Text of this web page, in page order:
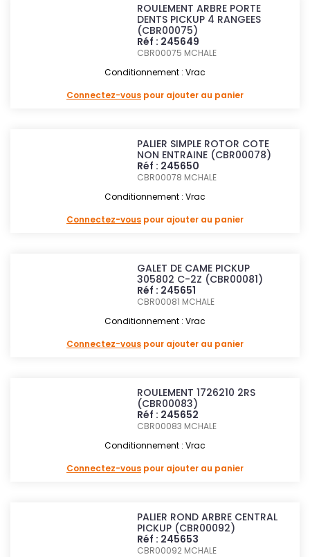
ROULEMENT ARBRE PORTE
DENTS PICKUP 4 RANGEES
(CBR00075)
Réf : 245649
CBR00075 MCHALE
Conditionnement : Vrac
Connectez-vous pour ajouter au panier
PALIER SIMPLE ROTOR COTE
NON ENTRAINE (CBR00078)
Réf : 245650
CBR00078 MCHALE
Conditionnement : Vrac
Connectez-vous pour ajouter au panier
GALET DE CAME PICKUP
305802 C-2Z (CBR00081)
Réf : 245651
CBR00081 MCHALE
Conditionnement : Vrac
Connectez-vous pour ajouter au panier
ROULEMENT 1726210 2RS
(CBR00083)
Réf : 245652
CBR00083 MCHALE
Conditionnement : Vrac
Connectez-vous pour ajouter au panier
PALIER ROND ARBRE CENTRAL
PICKUP (CBR00092)
Réf : 245653
CBR00092 MCHALE